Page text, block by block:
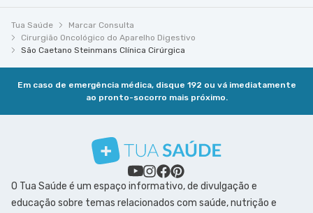
Tua Saúde
Marcar Consulta
Cirurgião Oncológico do Aparelho Digestivo
São Caetano Steinmans Clínica Cirúrgica
Em caso de emergência médica, disque 192 ou vá imediatamente
ao pronto-socorro mais próximo.
O Tua Saúde é um espaço informativo, de divulgação e
educação sobre temas relacionados com saúde, nutrição e